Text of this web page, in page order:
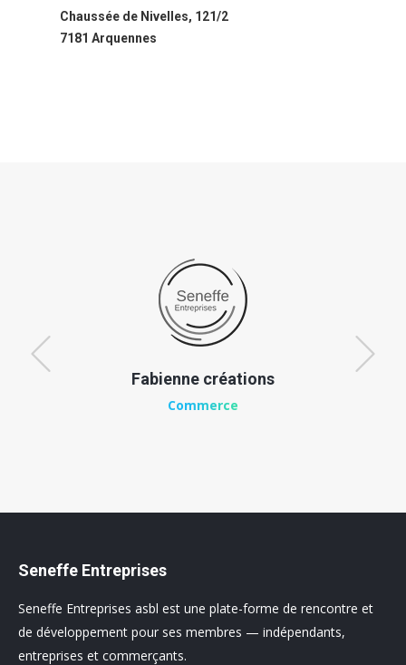
Chaussée de Nivelles, 121/2
7181 Arquennes
Fabienne créations
Commerce
Seneffe Entreprises
Seneffe Entreprises asbl est une plate-forme de rencontre et
de développement pour ses membres — indépendants,
entreprises et commerçants.